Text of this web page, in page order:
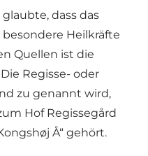
dass das
Heilkräfte
Quellen ist die
Regisse- oder
zu genannt wird,
Hof Regissegård
Å“ gehört.